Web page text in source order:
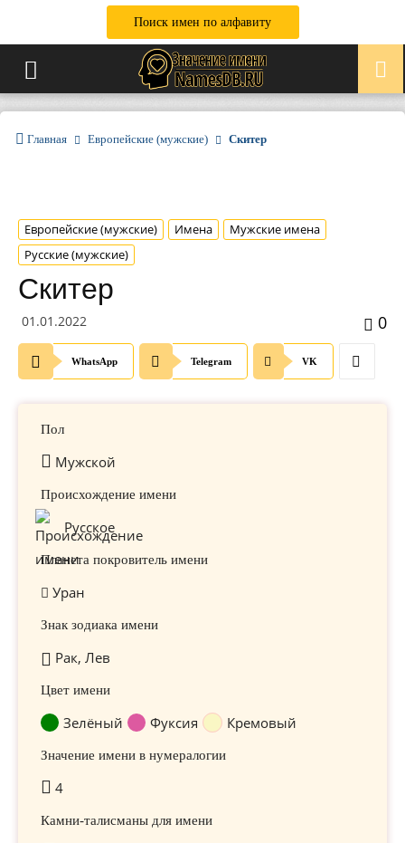
Поиск имен по алфавиту
Главная Европейские (мужские) Скитер
Европейские (мужские) Имена
Мужские имена
Русские (мужские)
Скитер
01.01.2022 0
WhatsApp Telegram VK
Пол
Мужской
Происхождение имени
Русское
Планета покровитель имени
Уран
Знак зодиака имени
Рак, Лев
Цвет имени
Зелёный Фуксия Кремовый
Значение имени в нумералогии
4
Камни-талисманы для имени